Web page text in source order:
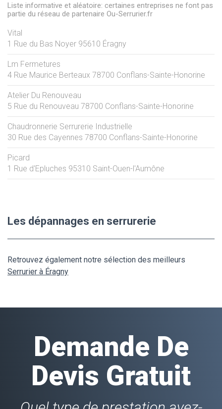
Liste informative et aléatoire: certaines entreprises ne font pas
partie du réseau de partenaire Ou-Serrurier.fr
Vital
1 Rue du Bas Noyer 95610 Éragny
Lm Fermetures
4 Rue Maurice Berteaux 78700 Conflans-Sainte-Honorine
Atelier Du Renouveau
5 Rue du Renouveau 78700 Conflans-Sainte-Honorine
Chaudronnerie Serrurerie Industrielle
30 Rue des Cayennes 78700 Conflans-Sainte-Honorine
Picard
1 Rue d'Epluches 95310 Saint-Ouen-l'Aumône
Les dépannages en serrurerie
Retrouvez également notre sélection des meilleurs
Serrurier à Éragny
Demande De
Devis Gratuit